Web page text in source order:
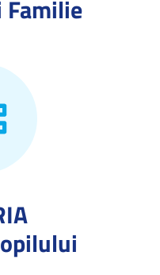
Familie